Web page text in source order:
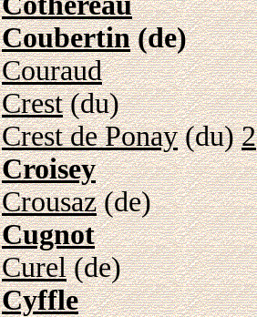
Coubertin(de)
Couraud
Crest(du)
Crest de Ponay(du)2
Croisey
Crousaz(de)
Cugnot
Curel(de)
Cyffle